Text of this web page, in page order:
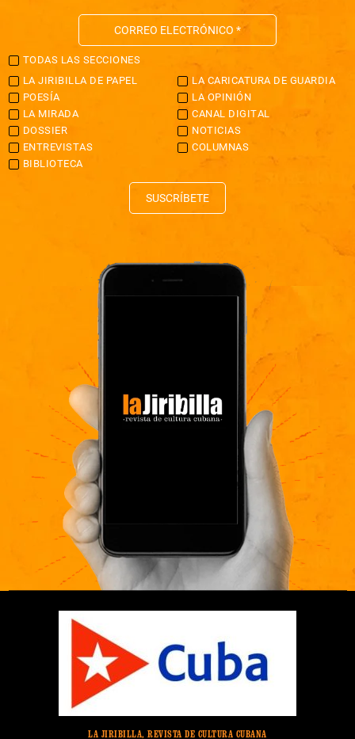
TODAS LAS SECCIONES
LA JIRIBILLA DE PAPEL
LA CARICATURA DE GUARDIA
POESÍA
LA OPINIÓN
LA MIRADA
CANAL DIGITAL
DOSSIER
NOTICIAS
ENTREVISTAS
COLUMNAS
BIBLIOTECA
SUSCRÍBETE
LA JIRIBILLA, REVISTA DE CULTURA CUBANA